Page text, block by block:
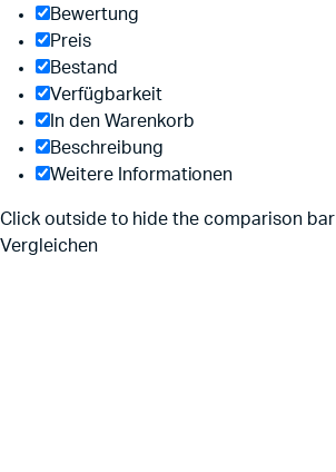
Bewertung
Preis
Bestand
Verfügbarkeit
In den Warenkorb
Beschreibung
Weitere Informationen
Click outside to hide the comparison bar
Vergleichen